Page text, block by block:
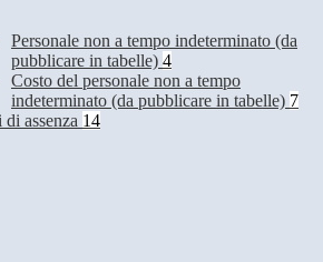
Personale non a tempo indeterminato (da
pubblicare in tabelle) 4
Costo del personale non a tempo
indeterminato (da pubblicare in tabelle) 7
di assenza 14